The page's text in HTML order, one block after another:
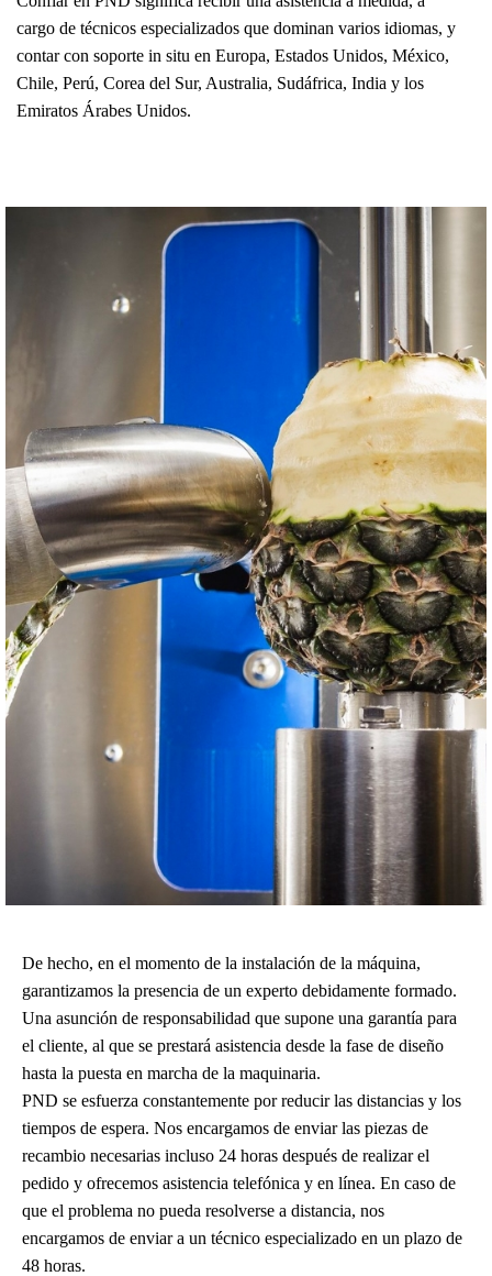
cargo de técnicos especializados que dominan varios idiomas, y
contar con soporte in situ en Europa, Estados Unidos, México,
Chile, Perú, Corea del Sur, Australia, Sudáfrica, India y los
Emiratos Árabes Unidos.
De hecho, en el momento de la instalación de la máquina,
garantizamos la presencia de un experto debidamente formado.
Una asunción de responsabilidad que supone una garantía para
el cliente, al que se prestará asistencia desde la fase de diseño
hasta la puesta en marcha de la maquinaria.
PND se esfuerza constantemente por reducir las distancias y los
tiempos de espera. Nos encargamos de enviar las piezas de
recambio necesarias incluso 24 horas después de realizar el
pedido y ofrecemos asistencia telefónica y en línea. En caso de
que el problema no pueda resolverse a distancia, nos
encargamos de enviar a un técnico especializado en un plazo de
48 horas.